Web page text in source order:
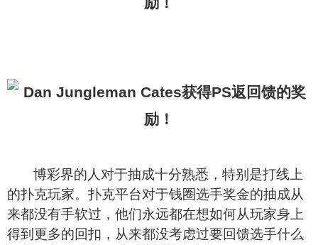
博彩界的人对于抽成十分熟悉，特别是打线上
的扑克玩家。扑克平台对于钱圈选手奖金的抽成从
来都没有手软过，他们永远都在想如何从玩家身上
得到更多的回扣，从来都没考虑过要回馈选手什么